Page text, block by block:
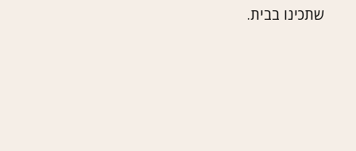
שתכינו בבית.